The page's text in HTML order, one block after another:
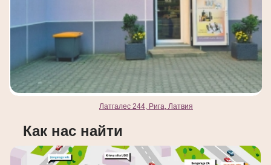
Латгалес 244, Рига, Латвия
Как нас найти